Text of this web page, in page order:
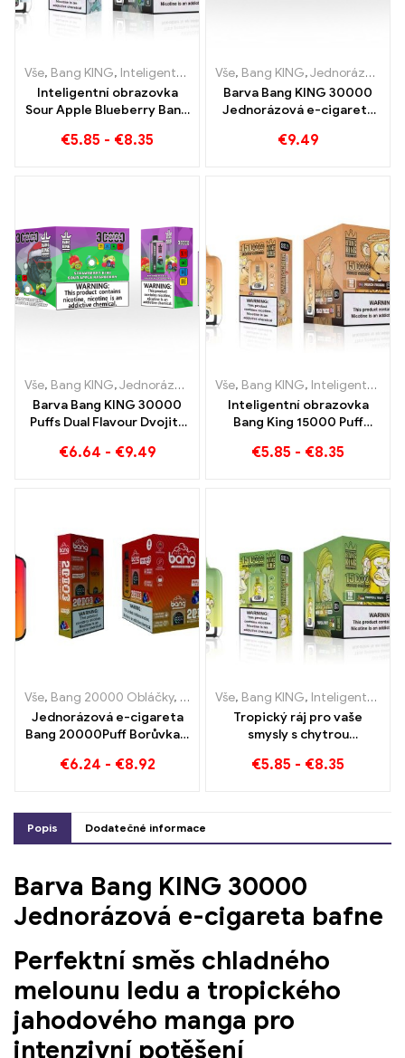
Vše, Bang KING, Inteligentní obrazovka Bang King 15000 Puff
Inteligentní obrazovka
Sour Apple Blueberry Bang
Nesrovnatelný zážitek z
€5.85 - €8.35
Vše, Bang KING,Jednorázové e-cigarety Litva
Barva Bang KING 30000
Jednorázová e-cigareta
kombinace chladivé
€9.49
Vše, Bang KING,Jednorázové e-cigarety Litva ,Jednorázové e-
Barva Bang KING 30000
Puffs Dual Flavour Dvojitý
kyselým jablkem a malinou
€6.64 - €9.49
Vše, Bang KING, Inteligentní obrazovka Bang King 15000 Puff
Inteligentní obrazovka
Bang King 15000 Puff
zigarety
€5.85 - €8.35
Vše, Bang 20000 Obláčky, Bang KING,Jednorázové e-cigarety
Jednorázová e-cigareta
Bang 20000Puff Borůvka s
duální síťkou
€6.24 - €8.92
Vše, Bang KING, Inteligentní obrazovka Bang King 15000 Puff
Tropický ráj pro vaše
smysly s chytrou
Bang King 15000 Puff
€5.85 - €8.35
Popis Dodatečné informace
Barva Bang KING 30000
Jednorázová e-cigareta bafne
Perfektní směs chladného
melounu ledu a tropického
jahodového manga pro
intenzivní potěšení